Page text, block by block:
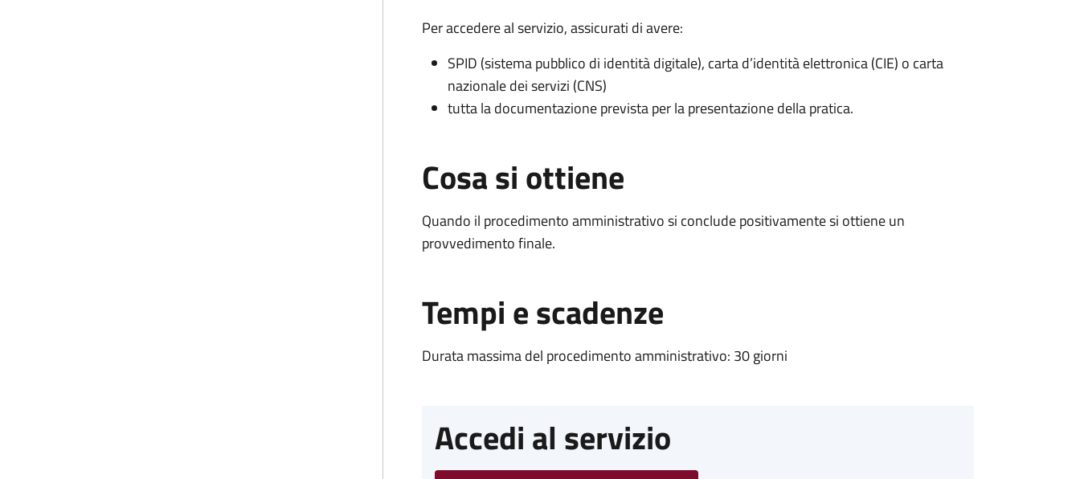
Per accedere al servizio, assicurati di avere:
SPID (sistema pubblico di identità digitale), carta d’identità elettronica (CIE) o carta
nazionale dei servizi (CNS)
tutta la documentazione prevista per la presentazione della pratica.
Cosa si ottiene
Quando il procedimento amministrativo si conclude positivamente si ottiene un
provvedimento finale.
Tempi e scadenze
Durata massima del procedimento amministrativo: 30 giorni
Accedi al servizio